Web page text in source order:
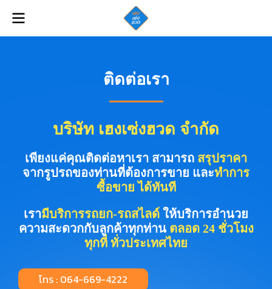
ติดต่อเรา
บริษัท เฮงเซ่งฮวด จำกัด
เพียงแค่คุณติดต่อหาเรา สามารถ สรุปราคา
จากรูปรถของท่านที่ต้องการขาย และทำการ
ซื้อขาย ได้ทันที
เรามีบริการรถยก-รถสไลด์ ให้บริการอำนวย
ความสะดวกกับลูกค้าทุกท่าน ตลอด 24 ชั่วโมง
ทุกที่ ทั่วประเทศไทย
โทร : 064-669-4222